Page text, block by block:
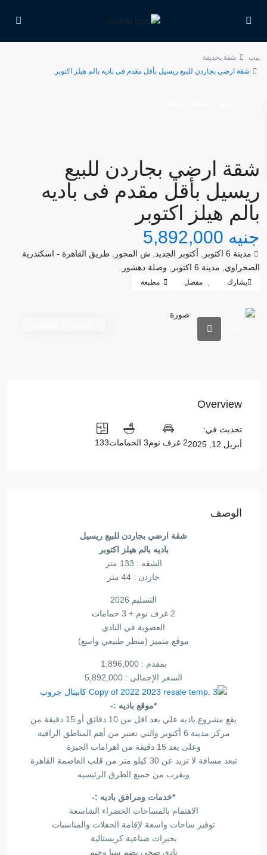
بيت
شقة بحديقة
شقة ارضي بجاردن للبيع ريسيل بأقل مقدم فى باديه بالم هيلز اكتوبر
شقة ارضي بجاردن للبيع
ريسيل بأقل مقدم فى باديه
بالم هيلز اكتوبر
جنيه 5,892,000
مدينة 6 اكتوبر أكتوبر الجديد ش المحور
طريق القاهرة - اسكندرية
الصحراوي
مدينة 6 اكتوبر وصلة دهشور
يشارك مفضل مطبعة
Overview
تحديث في:
أبريل 12, 2025
2 غرف نوم 3 الحمامات 133
الوصف
شقة ارضي بجاردن للبيع ريسيل
باديه بالم هيلز اكتوبر
الشقه : 133 متر
جاردن : 44 متر
التسليم 2026
2 غرف نوم + 3 حمامات
العضوية في النادي
موقع متميز (منظر طبيعي واسع)
بمقدم : 1,896,000
السعر الإجمالي : 5,892,000
*موقع باديه :-
يقع مشروع باديه علي بعد اقل من 10 دقائق أو 15 دقيقة من
مركز مدينة 6 أكتوبر والتي تعتبر من أهم المناطق الراقية
وعلى بعد 15 دقيقة من اهرامات الجيزة
تبعد مسافة لا تزيد عن 30 كيلو متر من قلب العاصمة القاهرة
ويقرب من جميع الطرق الرئيسيه
*خدمات ومرافق باديه :-
الاهتمام بالمساحات الخضراء الشاسعة
توفير ساحات واسعة لإقامة الحفلات والمناسبات
بحيرات صناعية كريستالية
نادي صحي يضم سبا وجيم